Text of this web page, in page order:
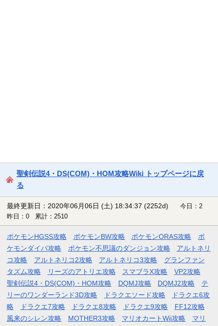
聖剣伝説4・DS(COM)・HOM攻略Wiki トップページに戻
る
最終更新日：2020年06月06日 (土) 18:34:37 (2252d)
今日：2
昨日：0 累計：2510
ポケモンHGSS攻略 ポケモンBW攻略 ポケモンORAS攻略
ポ
ケモンダイパ攻略
ポケモン不思議のダンジョン攻略
アルトネリ
コ攻略
アルトネリコ2攻略 アルトネリコ3攻略
グランファン
タズム攻略
リーズのアトリエ攻略 スマブラX攻略
VP2攻略
聖剣伝説4・DS(COM)・HOM攻略
DQMJ攻略 DQMJ2攻略
テ
リーのワンダーランド3D攻略
ドラクエソード攻略
ドラクエ6攻
略
ドラクエ7攻略 ドラクエ8攻略 ドラクエ9攻略
FF12攻略
風来のシレン攻略
MOTHER3攻略 マリオカートWii攻略
マリ